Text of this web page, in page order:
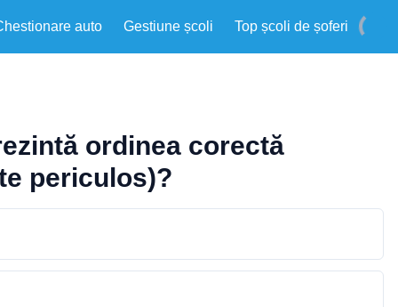
auto Gestiune școli Top școli de șoferi
ordinea corectă
periculos)?